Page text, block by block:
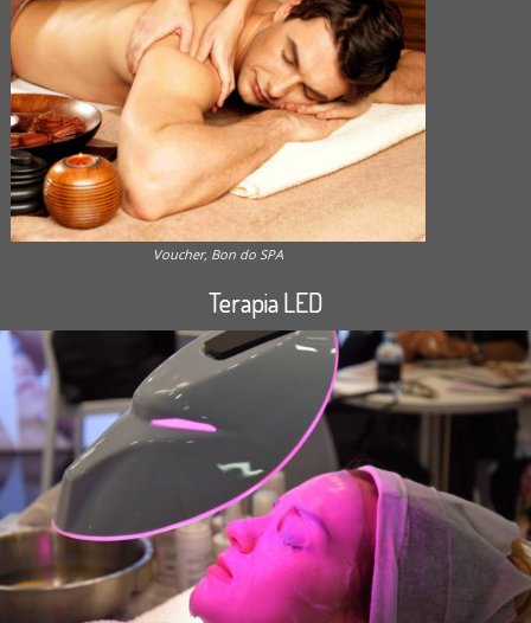
Voucher, Bon do SPA
Terapia LED